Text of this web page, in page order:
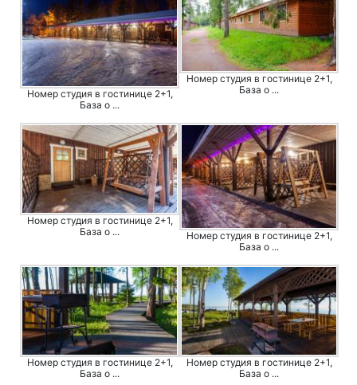
Номер студия в гостинице 2+1,
База о ...
Номер студия в гостинице 2+1,
База о ...
Номер студия в гостинице 2+1,
База о ...
Номер студия в гостинице 2+1,
База о ...
Номер студия в гостинице 2+1,
База о ...
Номер студия в гостинице 2+1,
База о ...